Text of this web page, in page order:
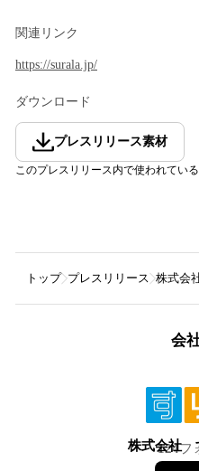
関連リンク
https://surala.jp/
ダウンロード
プレスリリース素材
このプレスリリース内で使われてい
トップ プレスリリース 株式会
会
株式会社
124フ